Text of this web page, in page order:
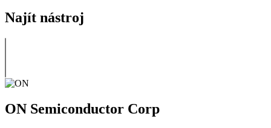
Najít nástroj
ON Semiconductor Corp